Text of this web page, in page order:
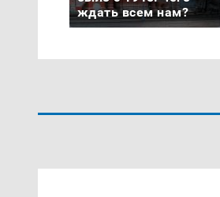
ждать всем нам?